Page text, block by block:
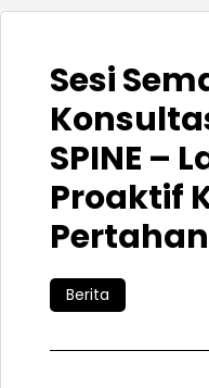
Sesi
SPINE –
Proaktif
Berita